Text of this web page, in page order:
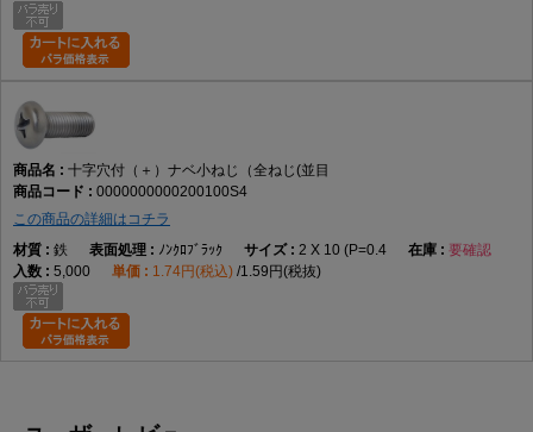
十字穴付（＋）ナベ小ねじ（全ねじ(並目
0000000000200100S4
この商品の詳細はコチラ
鉄
ﾉﾝｸﾛﾌﾞﾗｯｸ 2 X 10 (P=0.4
要確認
5,000
1.74円(税込) 1.59円(税抜)